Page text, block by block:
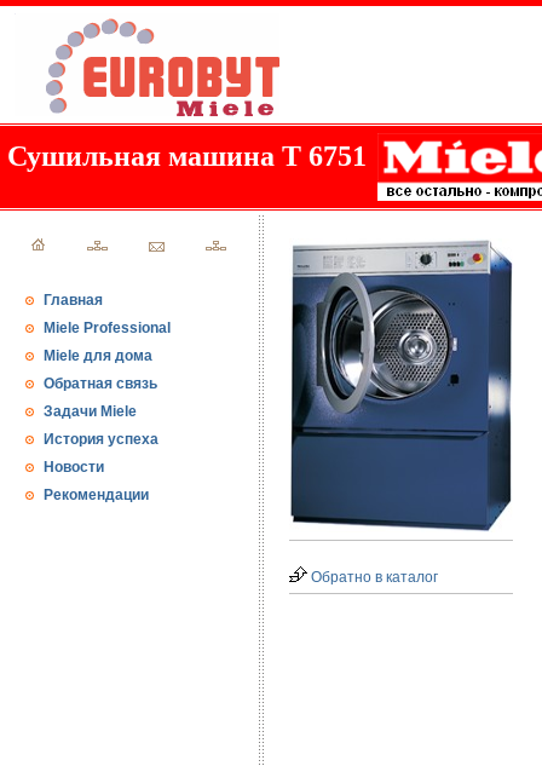
Сушильная машина T 6751
Главная
Miele Professional
Miele для дома
Обратная связь
Задачи Miele
История успеха
Новости
Рекомендации
Обратно в каталог